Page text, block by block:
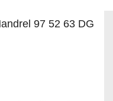
97 52 63 DG